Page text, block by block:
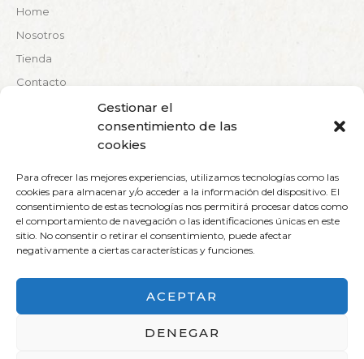
Gestionar el
consentimiento de las
cookies
Para ofrecer las mejores experiencias, utilizamos tecnologías como las
cookies para almacenar y/o acceder a la información del dispositivo. El
consentimiento de estas tecnologías nos permitirá procesar datos como
el comportamiento de navegación o las identificaciones únicas en este
sitio. No consentir o retirar el consentimiento, puede afectar
negativamente a ciertas características y funciones.
ACEPTAR
DENEGAR
Home
Nosotros
Tienda
Contacto
Información
Política de privacidad
Política de cookies
© 2023 Otones Miguelañez . Todos los derechos reservados.